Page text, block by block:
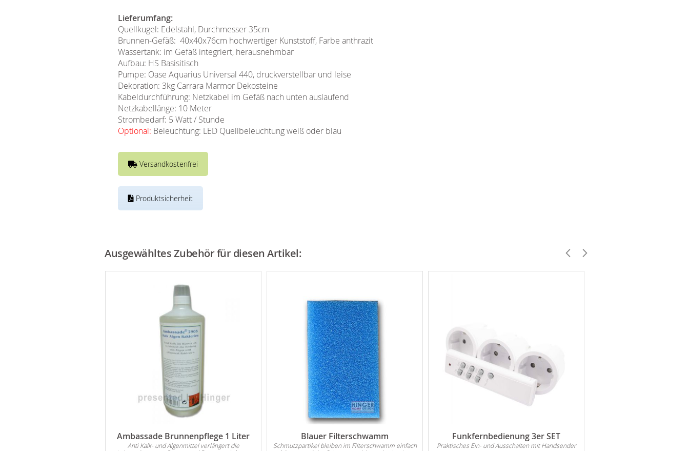
Lieferumfang:
Quellkugel: Edelstahl, Durchmesser 35cm
Brunnen-Gefäß: 40x40x76cm hochwertiger Kunststoff, Farbe anthrazit
Wassertank: im Gefäß integriert, herausnehmbar
Aufbau: HS Basisitisch
Pumpe: Oase Aquarius Universal 440, druckverstellbar und leise
Dekoration: 3kg Carrara Marmor Dekosteine
Kabeldurchführung: Netzkabel im Gefäß nach unten auslaufend
Netzkabellänge: 10 Meter
Strombedarf: 5 Watt / Stunde
Optional: Beleuchtung: LED Quellbeleuchtung weiß oder blau
Versandkostenfrei
Produktsicherheit
Ausgewähltes Zubehör für diesen Artikel:
Ambassade Brunnenpflege 1 Liter
Anti Kalk- und Algenmittel verlängert die
Blauer Filterschwamm
Schmutzpartikel bleiben im Filterschwamm einfach
Funkfernbedienung 3er SET
Praktisches Ein- und Ausschalten mit Handsender